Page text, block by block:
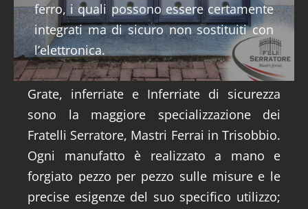
ferro, i quali possono essere certamente
integrati ma di sicuro non sostituiti con
l’elettronica.
Grate, inferriate e Inferriate di sicurezza
sono la maggiore specializzazione dei
Fratelli Serratore, Mastri Ferrai in Trisobbio.
Ogni manufatto è realizzato a mano e
forgiato pezzo per pezzo sulle misure e le
precise esigenze del suo specifico utilizzo;